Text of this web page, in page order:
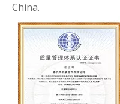
China.